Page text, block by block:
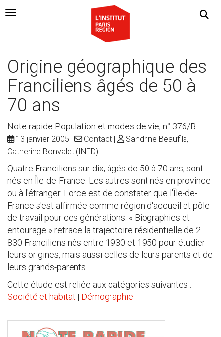
Navigation Toggle
Origine géographique des
Franciliens âgés de 50 à
70 ans
Note rapide Population et modes de vie, n° 376/B
13 janvier 2005 Contact
Sandrine Beaufils,
Catherine Bonvalet (INED)
Quatre Franciliens sur dix, âgés de 50 à 70 ans, sont
nés en Île-de-France. Les autres sont nés en province
ou à l'étranger. Force est de constater que l'Île-de-
France s'est affirmée comme région d'accueil et pôle
de travail pour ces générations. « Biographies et
entourage » retrace la trajectoire résidentielle de 2
830 Franciliens nés entre 1930 et 1950 pour étudier
leurs origines, mais aussi celles de leurs parents et de
leurs grands-parents.
Cette étude est reliée aux catégories suivantes :
Société et habitat | Démographie